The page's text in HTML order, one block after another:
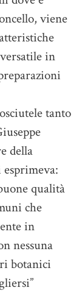
viene
in
tanto
della
qualità
che
in
nessuna
botanici